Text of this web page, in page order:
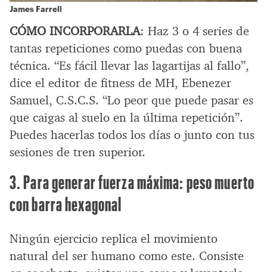
James Farrell
CÓMO INCORPORARLA: Haz 3 o 4 series de
tantas repeticiones como puedas con buena
técnica. “Es fácil llevar las lagartijas al fallo”,
dice el editor de fitness de MH, Ebenezer
Samuel, C.S.C.S. “Lo peor que puede pasar es
que caigas al suelo en la última repetición”.
Puedes hacerlas todos los días o junto con tus
sesiones de tren superior.
3. Para generar fuerza máxima: peso muerto
con barra hexagonal
Ningún ejercicio replica el movimiento
natural del ser humano como este. Consiste